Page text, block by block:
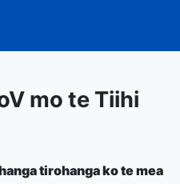
mo te Tiihi
tirohanga ko te mea